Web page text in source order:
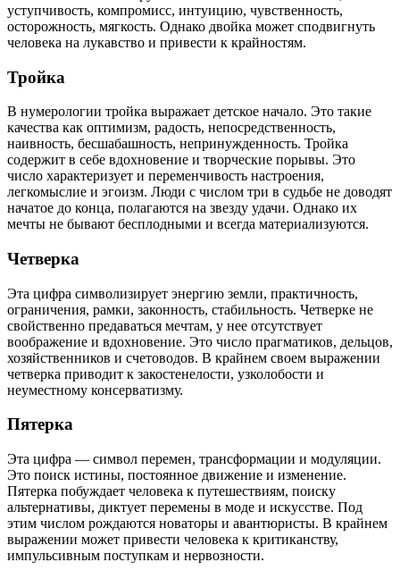
уступчивость, компромисс, интуицию, чувственность,
осторожность, мягкость. Однако двойка может сподвигнуть
человека на лукавство и привести к крайностям.
Тройка
В нумерологии тройка выражает детское начало. Это такие
качества как оптимизм, радость, непосредственность,
наивность, бесшабашность, непринужденность. Тройка
содержит в себе вдохновение и творческие порывы. Это
число характеризует и переменчивость настроения,
легкомыслие и эгоизм. Люди с числом три в судьбе не доводят
начатое до конца, полагаются на звезду удачи. Однако их
мечты не бывают бесплодными и всегда материализуются.
Четверка
Эта цифра символизирует энергию земли, практичность,
ограничения, рамки, законность, стабильность. Четверке не
свойственно предаваться мечтам, у нее отсутствует
воображение и вдохновение. Это число прагматиков, дельцов,
хозяйственников и счетоводов. В крайнем своем выражении
четверка приводит к закостенелости, узколобости и
неуместному консерватизму.
Пятерка
Эта цифра — символ перемен, трансформации и модуляции.
Это поиск истины, постоянное движение и изменение.
Пятерка побуждает человека к путешествиям, поиску
альтернативы, диктует перемены в моде и искусстве. Под
этим числом рождаются новаторы и авантюристы. В крайнем
выражении может привести человека к критиканству,
импульсивным поступкам и нервозности.